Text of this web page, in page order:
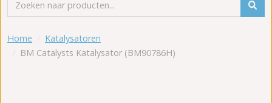
Home
Katalysatoren
BM Catalysts Katalysator (BM90786H)